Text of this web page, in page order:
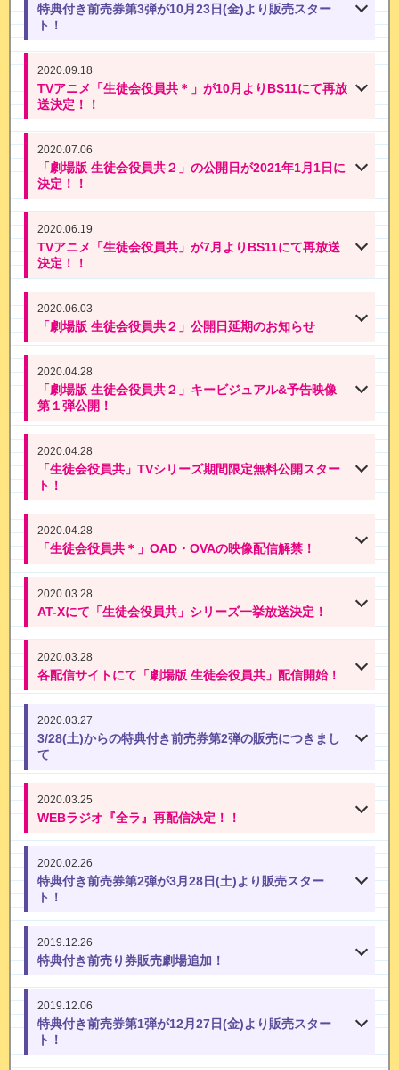
特典付き前売券第3弾が10月23日(金)より販売スター
ト！
2020.09.18
TVアニメ「生徒会役員共＊」が10月よりBS11にて再放
送決定！！
2020.07.06
「劇場版 生徒会役員共２」の公開日が2021年1月1日に
決定！！
2020.06.19
TVアニメ「生徒会役員共」が7月よりBS11にて再放送
決定！！
2020.06.03
「劇場版 生徒会役員共２」公開日延期のお知らせ
2020.04.28
「劇場版 生徒会役員共２」キービジュアル&予告映像
第１弾公開！
2020.04.28
「生徒会役員共」TVシリーズ期間限定無料公開スター
ト！
2020.04.28
「生徒会役員共＊」OAD・OVAの映像配信解禁！
2020.03.28
AT-Xにて「生徒会役員共」シリーズ一挙放送決定！
2020.03.28
各配信サイトにて「劇場版 生徒会役員共」配信開始！
2020.03.27
3/28(土)からの特典付き前売券第2弾の販売につきまし
て
2020.03.25
WEBラジオ『全ラ』再配信決定！！
2020.02.26
特典付き前売券第2弾が3月28日(土)より販売スター
ト！
2019.12.26
特典付き前売り券販売劇場追加！
2019.12.06
特典付き前売券第1弾が12月27日(金)より販売スター
ト！